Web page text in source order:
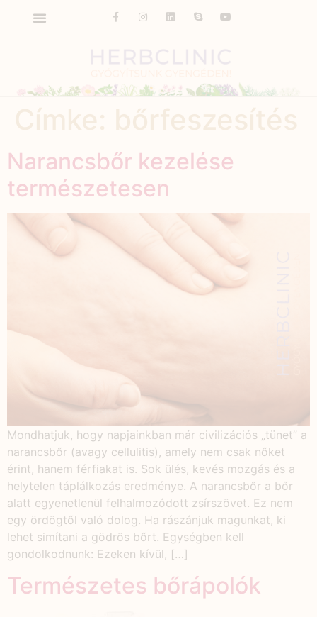
Narancsbőr kezelése
természetesen
Mondhatjuk, hogy napjainkban már civilizációs „tünet” a
narancsbőr (avagy cellulitis), amely nem csak nőket
érint, hanem férfiakat is. Sok ülés, kevés mozgás és a
helytelen táplálkozás eredménye. A narancsbőr a bőr
alatt egyenetlenül felhalmozódott zsírszövet. Ez nem
egy ördögtől való dolog. Ha rászánjuk magunkat, ki
lehet simítani a gödrös bőrt. Egységben kell
gondolkodnunk: Ezeken kívül, […]
Természetes bőrápolók